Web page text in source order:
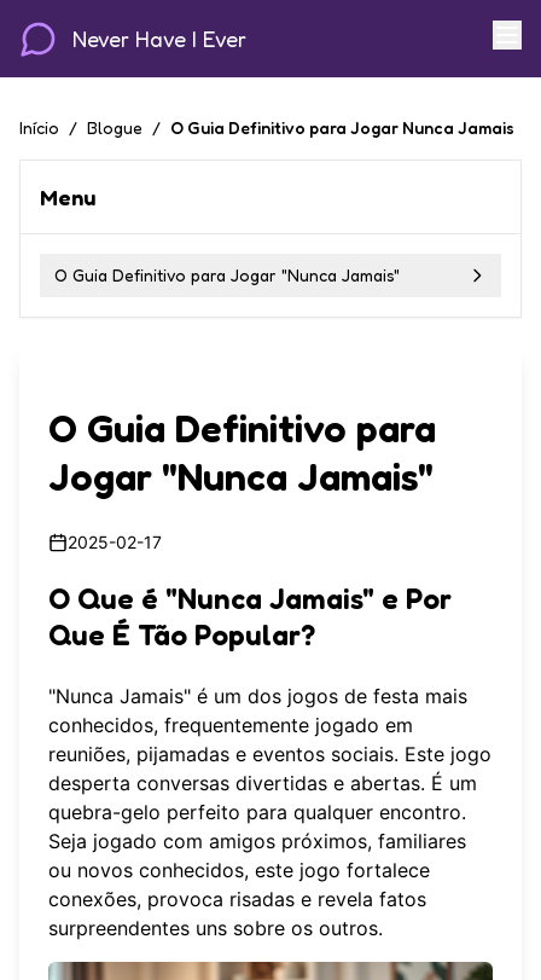
Never Have I Ever
Início / Blogue / O Guia Definitivo para Jogar Nunca Jamais
Menu
O Guia Definitivo para Jogar "Nunca Jamais"
O Guia Definitivo para
Jogar "Nunca Jamais"
2025-02-17
O Que é "Nunca Jamais" e Por
Que É Tão Popular?
"Nunca Jamais" é um dos jogos de festa mais
conhecidos, frequentemente jogado em
reuniões, pijamadas e eventos sociais. Este jogo
desperta conversas divertidas e abertas. É um
quebra-gelo perfeito para qualquer encontro.
Seja jogado com amigos próximos, familiares
ou novos conhecidos, este jogo fortalece
conexões, provoca risadas e revela fatos
surpreendentes uns sobre os outros.